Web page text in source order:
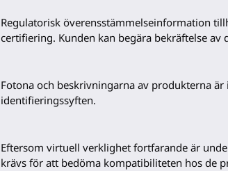
Regulatorisk överensstämmelseinformation
certifiering. Kunden kan begära bekräftelse av
Fotona och beskrivningarna av produkterna
identifieringssyften.
Eftersom virtuell verklighet fortfarande är
krävs för att bedöma kompatibiliteten hos de